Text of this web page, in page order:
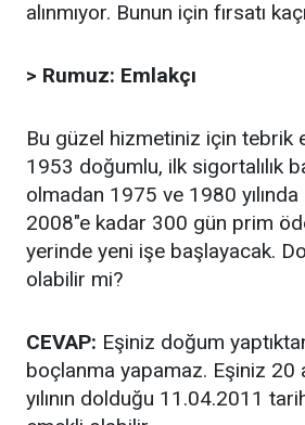
alınmıyor. Bunun için fırsatı
> Rumuz: Emlakçı
Bu güzel hizmetiniz için tebrik
1953 doğumlu, ilk sigortalılık
olmadan 1975 ve 1980
2008"e kadar 300 gün prim
yerinde yeni işe başlayacak.
olabilir mi?
CEVAP: Eşiniz doğum
boçlanma yapamaz. Eşiniz
yılının dolduğu 11.04.2011